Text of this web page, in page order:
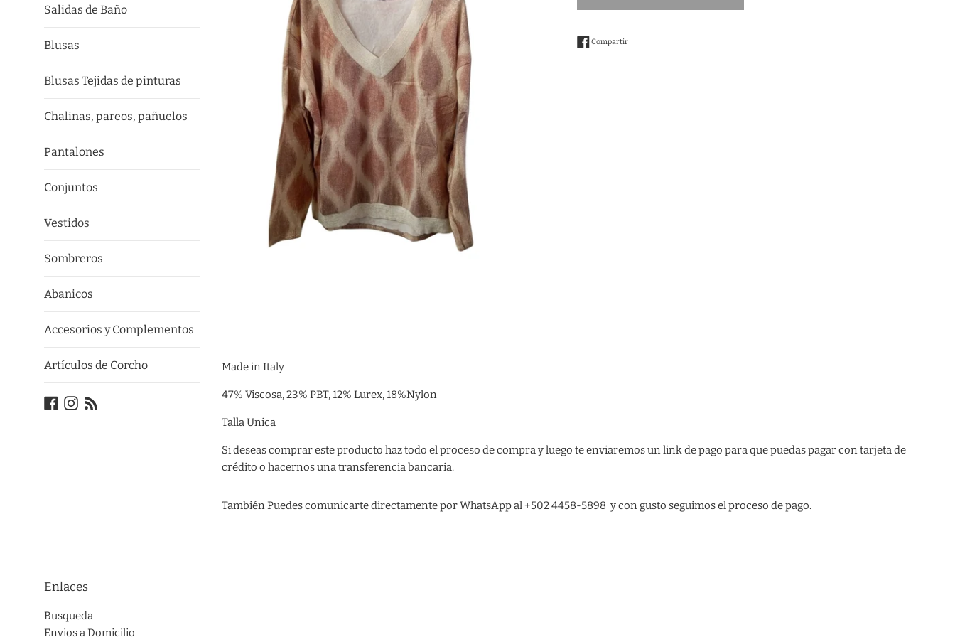
Salidas de Baño
Blusas
Blusas Tejidas de pinturas
Chalinas, pareos, pañuelos
Pantalones
Conjuntos
Vestidos
Sombreros
Abanicos
Accesorios y Complementos
Artículos de Corcho
Facebook
Instagram
CompartirCompartir en Facebook
Made in Italy
47% Viscosa, 23% PBT, 12% Lurex, 18%Nylon
Talla Unica
Si deseas comprar este producto haz todo el proceso de compra y luego te enviaremos un link de pago para que puedas pagar con tarjeta de
crédito o hacernos una transferencia bancaria.
También Puedes comunicarte directamente por WhatsApp al+502 4458-5898 y con gusto seguimos el proceso de pago.
Enlaces
Busqueda
Envios a Domicilio